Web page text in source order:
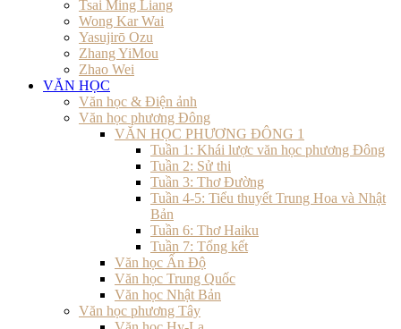
Tsai Ming Liang
Wong Kar Wai
Yasujirō Ozu
Zhang YiMou
Zhao Wei
VĂN HỌC
Văn học & Điện ảnh
Văn học phương Đông
VĂN HỌC PHƯƠNG ĐÔNG 1
Tuần 1: Khái lược văn học phương Đông
Tuần 2: Sử thi
Tuần 3: Thơ Đường
Tuần 4-5: Tiểu thuyết Trung Hoa và Nhật
Bản
Tuần 6: Thơ Haiku
Tuần 7: Tổng kết
Văn học Ấn Độ
Văn học Trung Quốc
Văn học Nhật Bản
Văn học phương Tây